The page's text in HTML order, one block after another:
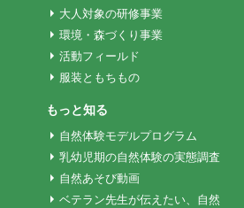
大人対象の研修事業
環境・森づくり事業
活動フィールド
服装ともちもの
もっと知る
自然体験モデルプログラム
乳幼児期の自然体験の実態調査
自然あそび動画
ベテラン先生が伝えたい、自然